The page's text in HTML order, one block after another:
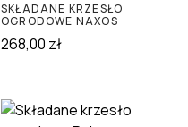
SKŁADANE KRZESŁO
OGRODOWE NAXOS
268,00 zł